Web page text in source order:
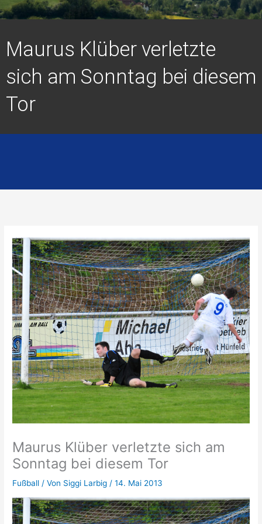
Maurus Klüber verletzte
sich am Sonntag bei diesem
Tor
Maurus Klüber verletzte sich am
Sonntag bei diesem Tor
Fußball / Von Siggi Larbig/14. Mai 2013